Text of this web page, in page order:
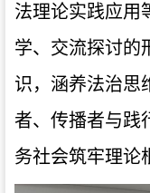
法理论实践应用
学、交流探讨的
识，涵养法治思
者、传播者与践
务社会筑牢理论